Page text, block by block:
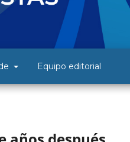
Equipo editorial